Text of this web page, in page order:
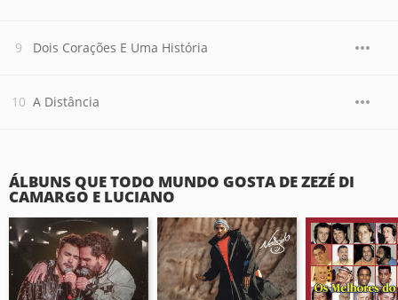
Dois Corações E Uma História
A Distância
ÁLBUNS QUE TODO MUNDO GOSTA DE ZEZÉ DI
CAMARGO E LUCIANO